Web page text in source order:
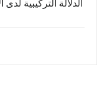
الدلالة التركيبية